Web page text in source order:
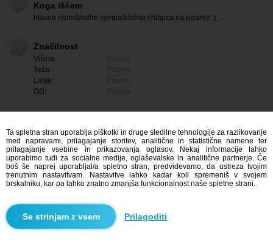
Koga iščem
hlavne normålneho sympatického chlapca na písanie ;) ..
Značilnost
Višina:
Teža:
Lasje:
Oči:
Me zanima
Ta spletna stran uporablja piškotki in druge sledilne tehnologije za razlikovanje
med napravami, prilagajanje storitev, analitične in statistične namene ter
prilagajanje vsebine in prikazovanja oglasov. Nekaj informacije lahko
uporabimo tudi za socialne medije, oglaševalske in analitične partnerje. Če
boš še naprej uporabljal/a spletno stran, predvidevamo, da ustreza tvojim
trenutnim nastavitvam. Nastavitve lahko kadar koli spremeniš v svojem
brskalniku, kar pa lahko znatno zmanjša funkcionalnost naše spletne strani.
Prilagoditi